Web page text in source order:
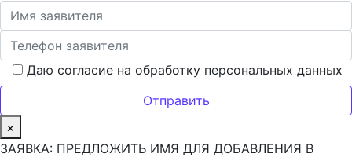
Даю согласие на обработку персональных данных
×
ЗАЯВКА: ПРЕДЛОЖИТЬ ИМЯ ДЛЯ ДОБАВЛЕНИЯ В